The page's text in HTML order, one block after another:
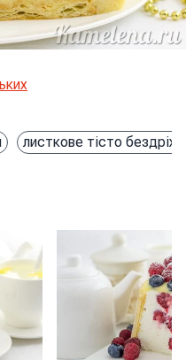
листкове тісто